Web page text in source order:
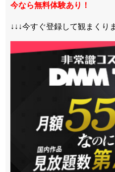
今なら無料体験あり！
↓↓↓今すぐ登録して観まくり